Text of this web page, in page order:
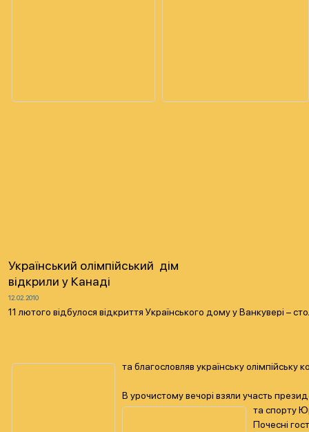
Український олімпійський дім
відкрили у Канаді
12.02.2010
11 лютого відбулося відкриття Українського дому у Ванкувері –
та благословляв українську
В урочистому вечорі взяли участь
та спорту
Почесні